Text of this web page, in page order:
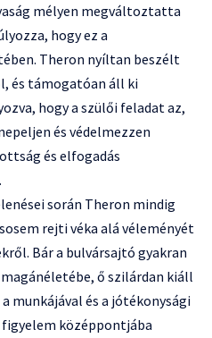
mélyen megváltoztatta
hogy ez a
Theron nyíltan beszélt
és támogatóan áll ki
hogy a szülői feladat az,
és védelmezzen
és elfogadás
során Theron mindig
rejti véka alá véleményét
Bár a bulvársajtó gyakran
ő szilárdan kiáll
munkájával és a jótékonysági
figyelem középpontjába